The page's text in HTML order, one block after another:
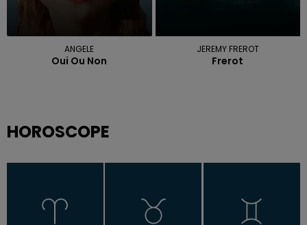
ANGELE
Oui Ou Non
JEREMY FREROT
Frerot
HOROSCOPE